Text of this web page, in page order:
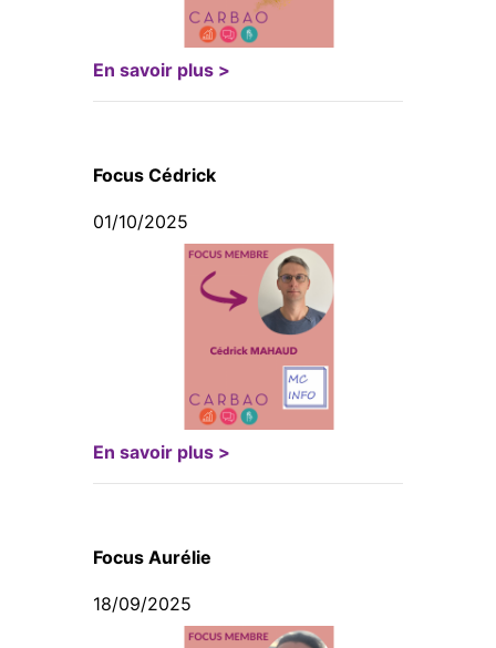
En savoir plus >
Focus Cédrick
01/10/2025
En savoir plus >
Focus Aurélie
18/09/2025